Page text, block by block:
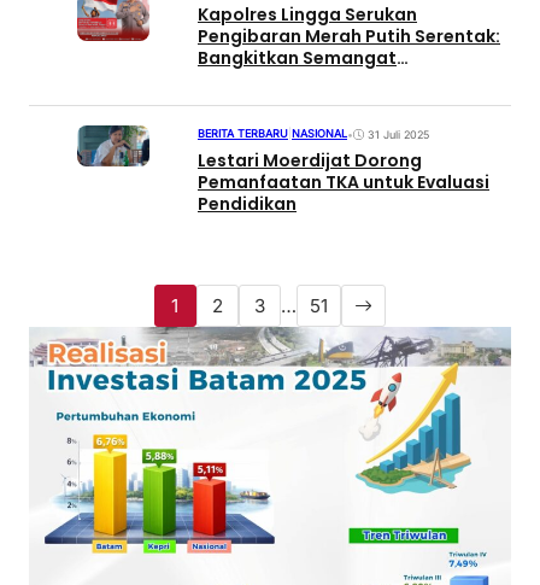
Kapolres Lingga Serukan
Pengibaran Merah Putih Serentak:
Bangkitkan Semangat
BERITA TERBARU NASIONAL• 31 Juli 2025
Lestari Moerdijat Dorong
Pemanfaatan TKA untuk Evaluasi
Pendidikan
1 2 3 … 51